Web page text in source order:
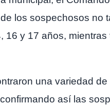
los sospechosos no
y 17 años, mientras
una variedad
así las